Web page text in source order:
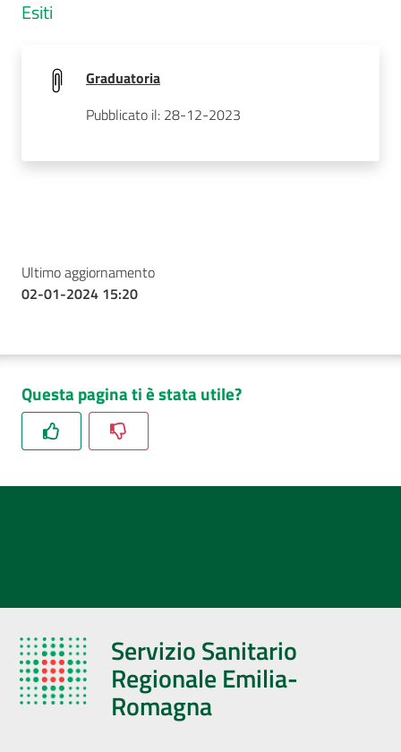
Esiti
Graduatoria
Pubblicato il: 28-12-2023
Ultimo aggiornamento
02-01-2024 15:20
Questa pagina ti è stata utile?
Servizio Sanitario
Regionale Emilia-
Romagna